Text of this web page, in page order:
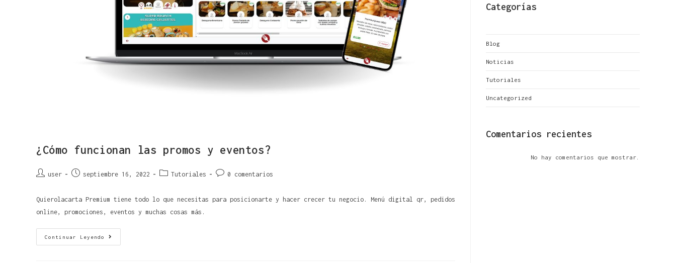
¿Cómo funcionan las promos y eventos?
user septiembre 16, 2022 Tutoriales 0 comentarios
Quierolacarta Premium tiene todo lo que necesitas para posicionarte y hacer crecer tu negocio. Menú digital qr, pedidos
online, promociones, eventos y muchas cosas más.
Continuar Leyendo
Categorías
Blog
Noticias
Tutoriales
Uncategorized
Comentarios recientes
No hay comentarios que mostrar.